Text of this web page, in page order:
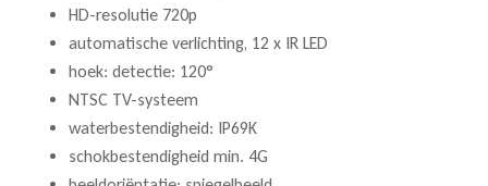
HD-resolutie 720p
automatische verlichting, 12 x IR LED
hoek: detectie: 120°
NTSC TV-systeem
waterbestendigheid: IP69K
schokbestendigheid min. 4G